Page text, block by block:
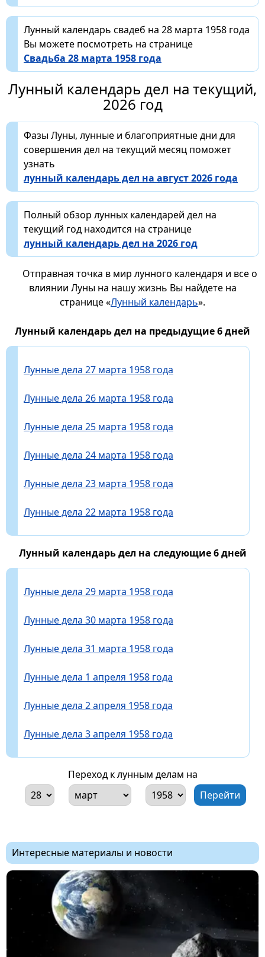
Лунный календарь свадеб на 28 марта 1958 года
Вы можете посмотреть на странице
Свадьба 28 марта 1958 года
Лунный календарь дел на текущий,
2026 год
Фазы Луны, лунные и благоприятные дни для
совершения дел на текущий месяц поможет
узнать
лунный календарь дел на август 2026 года
Полный обзор лунных календарей дел на
текущий год находится на странице
лунный календарь дел на 2026 год
Отправная точка в мир лунного календаря и все о
влиянии Луны на нашу жизнь Вы найдете на
странице «Лунный календарь».
Лунный календарь дел на предыдущие 6 дней
Лунные дела 27 марта 1958 года
Лунные дела 26 марта 1958 года
Лунные дела 25 марта 1958 года
Лунные дела 24 марта 1958 года
Лунные дела 23 марта 1958 года
Лунные дела 22 марта 1958 года
Лунный календарь дел на следующие 6 дней
Лунные дела 29 марта 1958 года
Лунные дела 30 марта 1958 года
Лунные дела 31 марта 1958 года
Лунные дела 1 апреля 1958 года
Лунные дела 2 апреля 1958 года
Лунные дела 3 апреля 1958 года
Переход к лунным делам на
Интересные материалы и новости